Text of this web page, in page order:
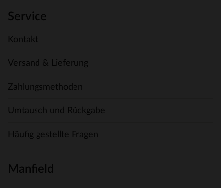
Service
Kontakt
Versand & Lieferung
Zahlungsmethoden
Umtausch und Rückgabe
Häufig gestellte Fragen
Manfield